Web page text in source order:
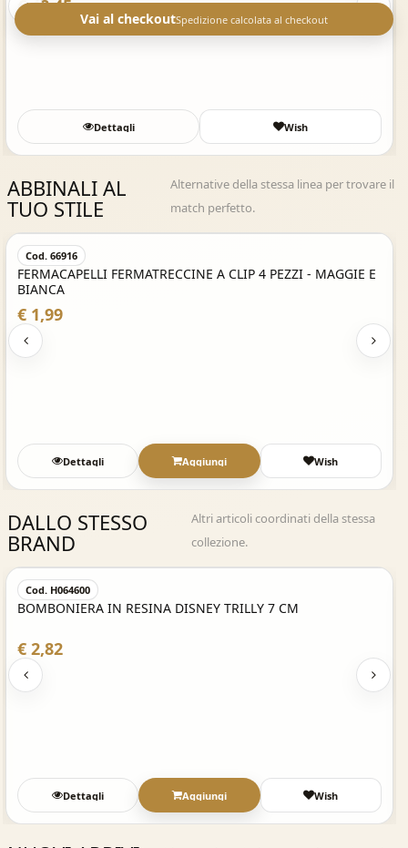
Vai al checkoutSpedizione calcolata al checkout
Dettagli Wish
ABBINALI AL
TUO STILE
Alternative della stessa linea per trovare il
match perfetto.
Acquisto Veloce
Cod. 66916
FERMACAPELLI FERMATRECCINE A CLIP 4 PEZZI - MAGGIE E
BIANCA
€ 1,99
Dettagli Aggiungi Wish
DALLO STESSO
BRAND
Altri articoli coordinati della stessa
collezione.
Acquisto Veloce
Cod. H064600
BOMBONIERA IN RESINA DISNEY TRILLY 7 CM
€ 2,82
Dettagli Aggiungi Wish